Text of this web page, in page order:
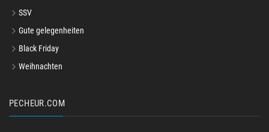
SSV
Gute gelegenheiten
Black Friday
Weihnachten
PECHEUR.COM